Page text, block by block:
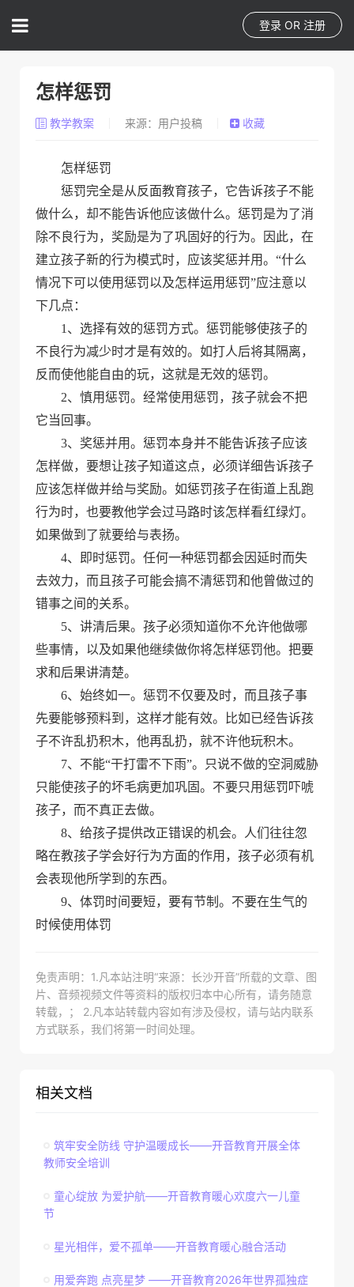
登录 OR 注册
怎样惩罚
教学教案 来源：用户投稿 收藏
怎样惩罚
惩罚完全是从反面教育孩子，它告诉孩子不能
做什么，却不能告诉他应该做什么。惩罚是为了消
除不良行为，奖励是为了巩固好的行为。因此，在
建立孩子新的行为模式时，应该奖惩并用。“什么
情况下可以使用惩罚以及怎样运用惩罚”应注意以
下几点：
1、选择有效的惩罚方式。惩罚能够使孩子的
不良行为减少时才是有效的。如打人后将其隔离，
反而使他能自由的玩，这就是无效的惩罚。
2、慎用惩罚。经常使用惩罚，孩子就会不把
它当回事。
3、奖惩并用。惩罚本身并不能告诉孩子应该
怎样做，要想让孩子知道这点，必须详细告诉孩子
应该怎样做并给与奖励。如惩罚孩子在街道上乱跑
行为时，也要教他学会过马路时该怎样看红绿灯。
如果做到了就要给与表扬。
4、即时惩罚。任何一种惩罚都会因延时而失
去效力，而且孩子可能会搞不清惩罚和他曾做过的
错事之间的关系。
5、讲清后果。孩子必须知道你不允许他做哪
些事情，以及如果他继续做你将怎样惩罚他。把要
求和后果讲清楚。
6、始终如一。惩罚不仅要及时，而且孩子事
先要能够预料到，这样才能有效。比如已经告诉孩
子不许乱扔积木，他再乱扔，就不许他玩积木。
7、不能“干打雷不下雨”。只说不做的空洞威胁
只能使孩子的坏毛病更加巩固。不要只用惩罚吓唬
孩子，而不真正去做。
8、给孩子提供改正错误的机会。人们往往忽
略在教孩子学会好行为方面的作用，孩子必须有机
会表现他所学到的东西。
9、体罚时间要短，要有节制。不要在生气的
时候使用体罚
免责声明：1.凡本站注明“来源：长沙开音”所载的文章、图
片、音频视频文件等资料的版权归本中心所有，请务随意
转载，； 2.凡本站转载内容如有涉及侵权，请与站内联系
方式联系，我们将第一时间处理。
相关文档
筑牢安全防线 守护温暖成长——开音教育开展全体
教师安全培训
童心绽放 为爱护航——开音教育暖心欢度六一儿童
节
星光相伴，爱不孤单——开音教育暖心融合活动
用爱奔跑 点亮星梦 ——开音教育2026年世界孤独症